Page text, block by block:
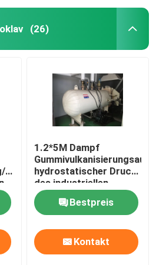
(26)
Gewebe/Kabel
1.2*5M Dampf
hydrostatischer Druck
des industriellen
Autoklavs
Bestpreis
Kontakt